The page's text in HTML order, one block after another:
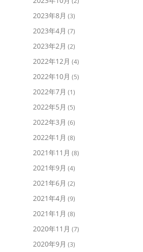
2023年8月 (3)
2023年4月 (7)
2023年2月 (2)
2022年12月 (4)
2022年10月 (5)
2022年7月 (1)
2022年5月 (5)
2022年3月 (6)
2022年1月 (8)
2021年11月 (8)
2021年9月 (4)
2021年6月 (2)
2021年4月 (9)
2021年1月 (8)
2020年11月 (7)
2020年9月 (3)